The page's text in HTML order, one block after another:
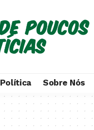
Política Sobre Nós